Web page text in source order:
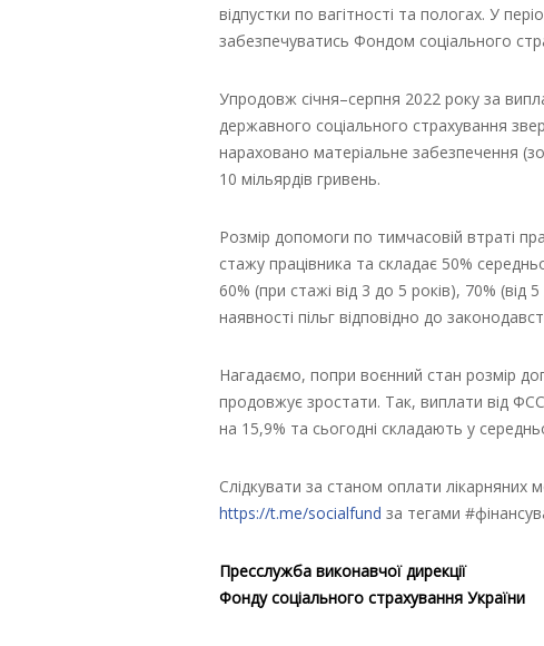
відпустки по вагітності та пологах. У
забезпечуватись Фондом соціального
Упродовж січня–серпня 2022 року за
державного соціального страхування
нараховано матеріальне забезпечення
10 мільярдів гривень.
Розмір допомоги по тимчасовій втраті
стажу працівника та складає 50%
60% (при стажі від 3 до 5 років), 70%
наявності пільг відповідно до
Нагадаємо, попри воєнний стан розмір
продовжує зростати. Так, виплати від
на 15,9% та сьогодні складають у
Слідкувати за станом оплати
https://t.me/socialfund за тегами
Пресслужба виконавчої дирекції
Фонду соціального страхування України